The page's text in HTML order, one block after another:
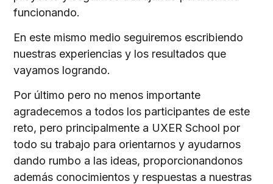
funcionando.
En este mismo medio seguiremos escribiendo
nuestras experiencias y los resultados que
vayamos logrando.
Por último pero no menos importante
agradecemos a todos los participantes de este
reto, pero principalmente a UXER School por
todo su trabajo para orientarnos y ayudarnos
dando rumbo a las ideas, proporcionandonos
además conocimientos y respuestas a nuestras